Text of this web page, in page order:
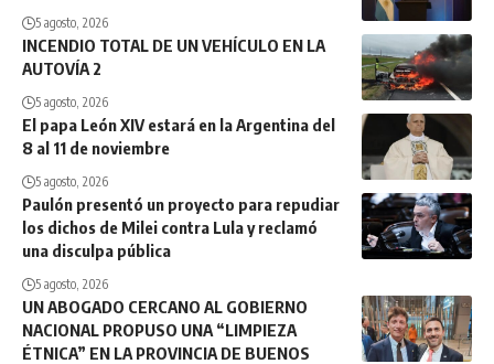
5 agosto, 2026
INCENDIO TOTAL DE UN VEHÍCULO EN LA
AUTOVÍA 2
5 agosto, 2026
El papa León XIV estará en la Argentina del
8 al 11 de noviembre
5 agosto, 2026
Paulón presentó un proyecto para repudiar
los dichos de Milei contra Lula y reclamó
una disculpa pública
5 agosto, 2026
UN ABOGADO CERCANO AL GOBIERNO
NACIONAL PROPUSO UNA “LIMPIEZA
ÉTNICA” EN LA PROVINCIA DE BUENOS